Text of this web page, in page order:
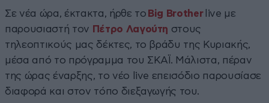
Σε νέα ώρα, έκτακτα, ήρθε το Big Brother live με
παρουσιαστή τον Πέτρο Λαγούτη στους
τηλεοπτικούς μας δέκτες, το βράδυ της Κυριακής,
μέσα από το πρόγραμμα του ΣΚΑΪ. Μάλιστα, πέραν
της ώρας έναρξης, το νέο live επεισόδιο παρουσίασε
διαφορά και στον τόπο διεξαγωγής του.